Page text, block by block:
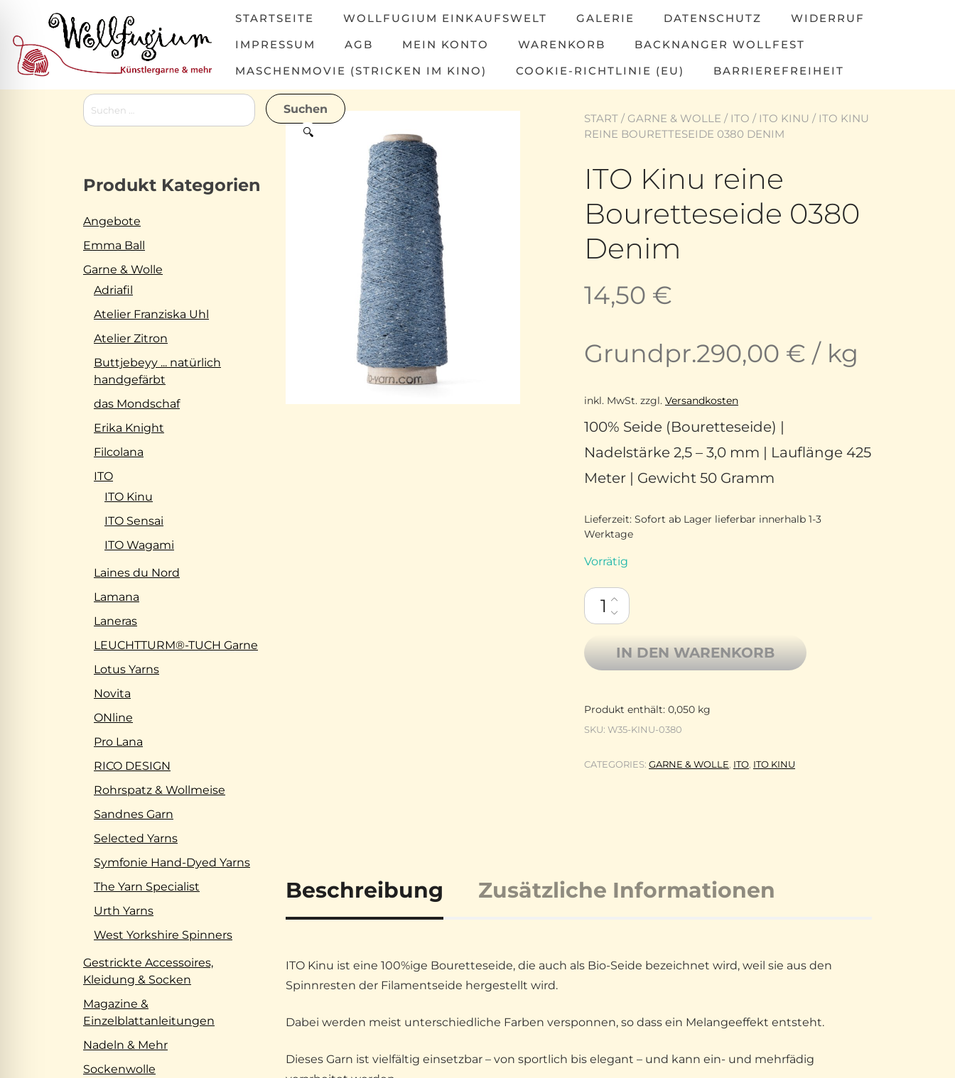
content
STARTSEITE WOLLFUGIUM EINKAUFSWELT GALERIE DATENSCHUTZ
WIDERRUF
IMPRESSUM
AGB MEIN KONTO WARENKORB
BACKNANGER WOLLFEST
MASCHENMOVIE (STRICKEN IM KINO)
COOKIE-RICHTLINIE (EU) BARRIEREFREIHEIT
🔍
START / GARNE & WOLLE / ITO / ITO KINU / ITO KINU
REINE BOURETTESEIDE 0380 DENIM
ITO Kinu reine
Bouretteseide 0380
Denim
14,50 €
Grundpr.290,00 € / kg
inkl. MwSt. zzgl. Versandkosten
100% Seide (Bouretteseide) |
Nadelstärke 2,5 – 3,0 mm | Lauflänge 425
Meter | Gewicht 50 Gramm
Lieferzeit: Sofort ab Lager lieferbar innerhalb 1-3
Werktage
Vorrätig
ITO Kinu reine Bouretteseide 0380 Denim Menge
IN DEN WARENKORB
Produkt enthält: 0,050 kg
SKU: W35-KINU-0380
CATEGORIES: GARNE & WOLLE ITO ITO KINU
Beschreibung Zusätzliche Informationen
ITO Kinu ist eine 100%ige Bouretteseide, die auch als Bio-Seide bezeichnet wird, weil sie aus den
Spinnresten der Filamentseide hergestellt wird.
Dabei werden meist unterschiedliche Farben versponnen, so dass ein Melangeeffekt entsteht.
Dieses Garn ist vielfältig einsetzbar – von sportlich bis elegant – und kann ein- und mehrfädig
Suchen
nach:
Produkt Kategorien
Angebote
Emma Ball
Garne & Wolle
Adriafil
Atelier Franziska Uhl
Atelier Zitron
Buttjebeyy ... natürlich
handgefärbt
das Mondschaf
Erika Knight
Filcolana
ITO
ITO Kinu
ITO Sensai
ITO Wagami
Laines du Nord
Lamana
Laneras
LEUCHTTURM®-TUCH Garne
Lotus Yarns
Novita
ONline
Pro Lana
RICO DESIGN
Rohrspatz & Wollmeise
Sandnes Garn
Selected Yarns
Symfonie Hand-Dyed Yarns
The Yarn Specialist
Urth Yarns
West Yorkshire Spinners
Gestrickte Accessoires,
Kleidung & Socken
Magazine &
Einzelblattanleitungen
Nadeln & Mehr
Sockenwolle